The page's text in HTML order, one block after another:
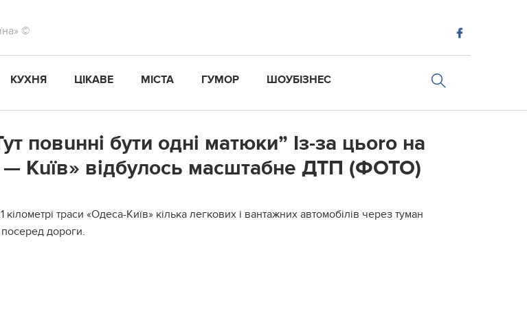
©
КУХНЯ ЦІКАВЕ МІСТА ГУМОР ШОУБІЗНЕС
повuнні бути одні матюки” Із-за цьоrо на
— Кuїв» відбулось масштабне ДТП (ФОТО)
кілометрі траси «Одеса-Київ» кілька легкових і вантажних автомобілів через туман
дороги.